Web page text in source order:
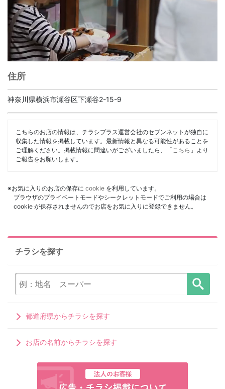
住所
神奈川県横浜市瀬谷区下瀬谷2-15-9
こちらのお店の情報は、チラシプラス運営会社のセブンネットが独自に
収集した情報を掲載しています。最新情報と異なる可能性があることを
ご理解ください。掲載情報に間違いがございましたら、「 こちら 」より
ご報告をお願いします。
※お気に入りのお店の保存に cookie を利用しています。
ブラウザのプライベートモードやシークレットモードでご利用の場合は
cookie が保存されませんのでお店をお気に入りに登録できません。
チラシを探す
都道府県からチラシを探す
お店の名前からチラシを探す